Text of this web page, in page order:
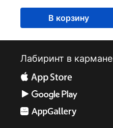
В корзину
Лабиринт в кармане